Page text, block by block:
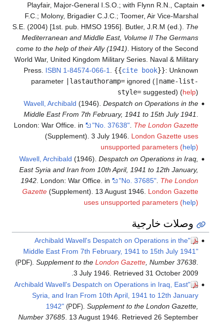
Playfair, Major-General I.S.O.; with Flynn R.N., Captain
F.C.; Molony, Brigadier C.J.C.; Toomer, Air Vice-Marshal
S.E. (2004) [1st. pub. HMSO 1956]. Butler, J.R.M (ed.). The
Mediterranean and Middle East, Volume II The Germans
come to the help of their Ally (1941)
. History of the Second
World War, United Kingdom Military Series. Naval & Military
Press. ISBN 1-84574-066-1 {{cite book}}: Unknown
parameter
|lastauthoramp= ignored ( |name-list-
style= suggested) (help)
Wavell, Archibald (1946).Despatch on Operations in the
Middle East From 7th February, 1941 to 15th July 1941
London: War Office. in "No. 37638" The London Gazette
(Supplement). 3 July 1946.
London Gazette uses
unsupported parameters (help)
Wavell, Archibald (1946).Despatch on Operations in Iraq,
East Syria and Iran from 10th April, 1941 to 12th January,
1942 . London: War Office. in "No. 37685" The London
Gazette (Supplement). 13 August 1946.
London Gazette
uses unsupported parameters (help)
وصلات خارجية
"Archibald Wavell's Despatch on Operations in the
Middle East From 7th February, 1941 to 15th July 1941"
(PDF) .Supplement to theLondon Gazette , Number 37638
3 July 1946
. Retrieved31 October 2009
.
"Archibald Wavell's Despatch on Operations in Iraq, East
Syria, and Iran From 10th April, 1941 to 12th January
1942" (PDF).Supplement to the London Gazette,
Number 37685. 13 August 1946. Retrieved26 September